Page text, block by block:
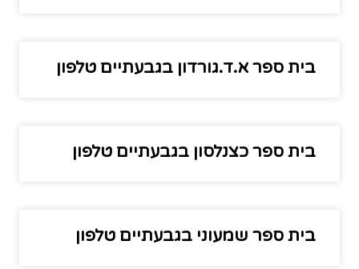
בית ספר א.ד.גורדון בגבעתיים טלפון
בית ספר כצנלסון בגבעתיים טלפון
בית ספר שמעוני בגבעתיים טלפון